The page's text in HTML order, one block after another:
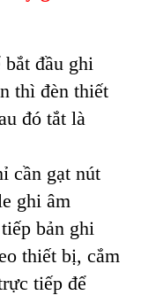
đầu ghi
thì đèn thiết
đó tắt là
cần gạt nút
ghi âm
bản ghi
thiết bị, cắm
tiếp để